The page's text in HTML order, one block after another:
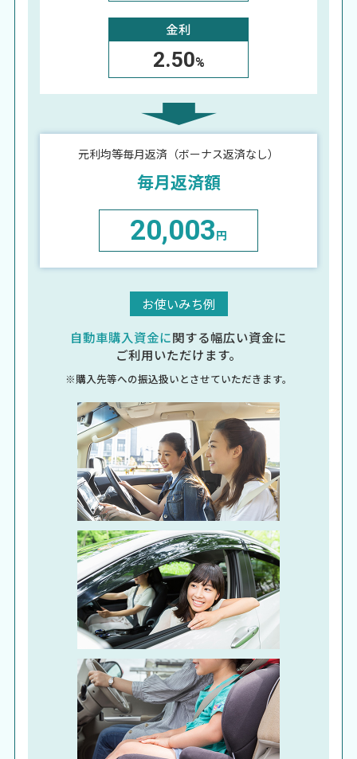
金利
2.50%
元利均等毎月返済（ボーナス返済なし）
毎月返済額
20,003 円
お使いみち例
自動車購入資金に 関する幅広い資金に
ご利用いただけます。
※購入先等への振込扱いとさせていただきます。